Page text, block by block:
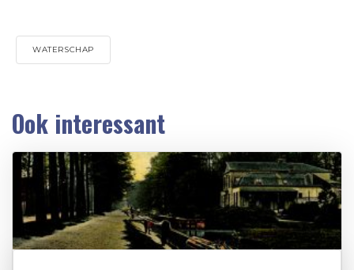
WATERSCHAP
Ook interessant